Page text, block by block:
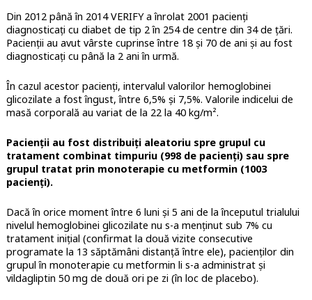
Din 2012 până în 2014 VERIFY a înrolat 2001 pacienţi
diagnosticaţi cu diabet de tip 2 în 254 de centre din 34 de ţări.
Pacienţii au avut vârste cuprinse între 18 şi 70 de ani şi au fost
diagnosticaţi cu până la 2 ani în urmă.
În cazul acestor pacienţi, intervalul valorilor hemoglobinei
glicozilate a fost îngust, între 6,5% şi 7,5%. Valorile indicelui de
masă corporală au variat de la 22 la 40 kg/m².
Pacienţii au fost distribuiţi aleatoriu spre grupul cu
tratament combinat timpuriu (998 de pacienţi) sau spre
grupul tratat prin monoterapie cu metformin (1003
pacienţi).
Dacă în orice moment între 6 luni şi 5 ani de la începutul trialului
nivelul hemoglobinei glicozilate nu s-a menţinut sub 7% cu
tratament iniţial (confirmat la două vizite consecutive
programate la 13 săptămâni distanţă între ele), pacienţilor din
grupul în monoterapie cu metformin li s-a administrat şi
vildagliptin 50 mg de două ori pe zi (în loc de placebo).